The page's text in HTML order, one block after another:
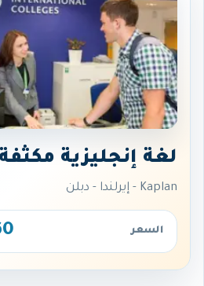
لغة إنجليزية مكثفة
Kaplan - إيرلندا - دبلن
السعر